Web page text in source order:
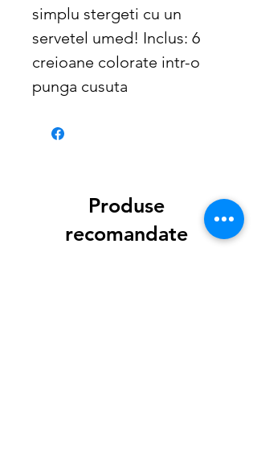
simplu stergeti cu un
servetel umed! Inclus: 6
creioane colorate intr-o
punga cusuta
Produse
recomandate